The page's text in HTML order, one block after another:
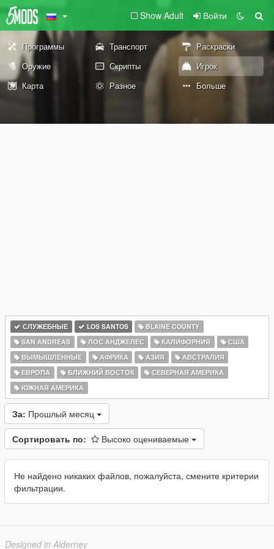
Show Adult Войти
Программы Транспорт
Раскраски
Оружие
Скрипты
Игрок
Карта
Разное Больше
СЛУЖЕБНЫЕ LOS SANTOS
BLAINE COUNTY
SAN ANDREAS
ЛОС АНДЖЕЛЕС КАЛИФОРНИЯ
США
ВЫМЫШЛЕННЫЕ
АФРИКА АЗИЯ
АВСТРАЛИЯ
ЕВРОПА
БЛИЖНИЙ ВОСТОК
СЕВЕРНАЯ АМЕРИКА
ЮЖНАЯ АМЕРИКА
За: Прошлый месяц
Сортировать по: Высоко оцениваемые
Не найдено никаких файлов, пожалуйста, смените критерии
фильтрации.
Designed in Alderney